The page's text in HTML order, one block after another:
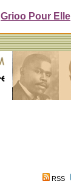
Grioo Pour Elle
RSS